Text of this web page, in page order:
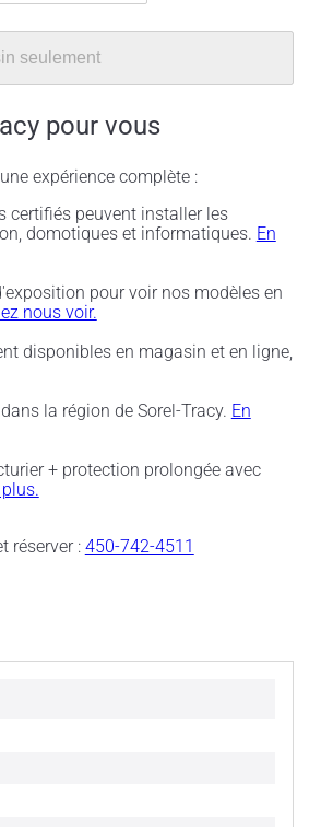
seulement
pour vous
expérience complète :
peuvent installer les
domotiques et informatiques. En
pour voir nos modèles en
nous voir.
disponibles en magasin et en ligne,
la région de Sorel-Tracy. En
+ protection prolongée avec
réserver : 450-742-4511